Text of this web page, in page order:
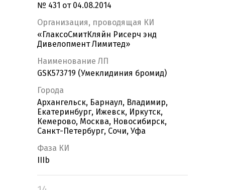
№ 431 от 04.08.2014
Организация, проводящая КИ
«ГлаксоСмитКляйн Рисерч энд
Дивелопмент Лимитед»
Наименование ЛП
GSK573719 (Умеклидиния бромид)
Города
Архангельск, Барнаул, Владимир,
Екатеринбург, Ижевск, Иркутск,
Кемерово, Москва, Новосибирск,
Санкт-Петербург, Сочи, Уфа
Фаза КИ
IIIb